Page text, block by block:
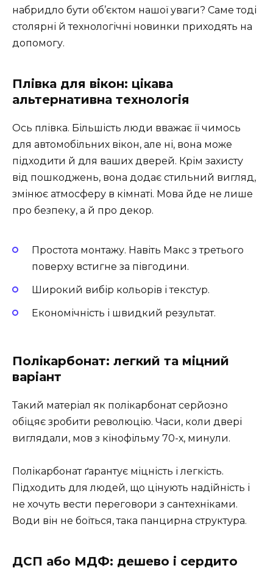
набридло бути об’єктом нашої уваги? Саме тоді
столярні й технологічні новинки приходять на
допомогу.
Плівка для вікон: цікава
альтернативна технологія
Ось плівка. Більшість люди вважає її чимось
для автомобільних вікон, але ні, вона може
підходити й для ваших дверей. Крім захисту
від пошкоджень, вона додає стильний вигляд,
змінює атмосферу в кімнаті. Мова йде не лише
про безпеку, а й про декор.
Простота монтажу. Навіть Макс з третього
поверху встигне за півгодини.
Широкий вибір кольорів і текстур.
Економічність і швидкий результат.
Полікарбонат: легкий та міцний
варіант
Такий матеріал як полікарбонат серйозно
обіцяє зробити революцію. Часи, коли двері
виглядали, мов з кінофільму 70-х, минули.
Полікарбонат ґарантує міцність і легкість.
Підходить для людей, що цінують надійність і
не хочуть вести переговори з сантехніками.
Води він не боїться, така панцирна структура.
ДСП або МДФ: дешево і сердито